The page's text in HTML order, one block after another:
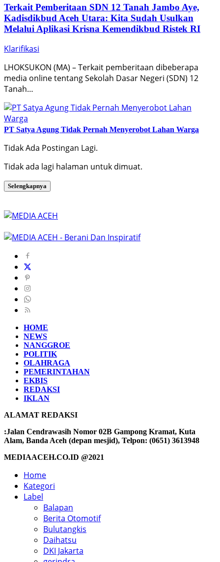
Terkait Pemberitaan SDN 12 Tanah Jambo Aye,
Kadisdikbud Aceh Utara: Kita Sudah Usulkan
Melalui Aplikasi Krisna Kemendikbud Ristek RI
Klarifikasi
LHOKSUKON (MA) – Terkait pemberitaan dibeberapa
media online tentang Sekolah Dasar Negeri (SDN) 12
Tanah…
PT Satya Agung Tidak Pernah Menyerobot Lahan Warga
Tidak Ada Postingan Lagi.
Tidak ada lagi halaman untuk dimuat.
Selengkapnya
HOME
NEWS
NANGGROE
POLITIK
OLAHRAGA
PEMERINTAHAN
EKBIS
REDAKSI
IKLAN
ALAMAT REDAKSI
:Jalan Cendrawasih Nomor 02B Gampong Kramat, Kuta
Alam, Banda Aceh (depan mesjid), Telpon: (0651) 3613948
MEDIAACEH.CO.ID @2021
Home
Kategori
Label
Balapan
Berita Otomotif
Bulutangkis
Daihatsu
DKI Jakarta